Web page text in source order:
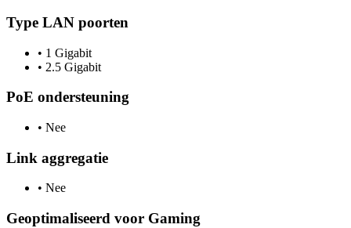
Type LAN poorten
• 1 Gigabit
• 2.5 Gigabit
PoE ondersteuning
• Nee
Link aggregatie
• Nee
Geoptimaliseerd voor Gaming